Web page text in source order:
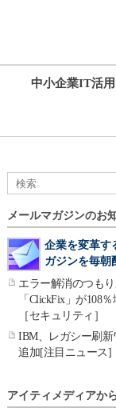
中小企業IT活用
メールマガジンのお
企業を変革す
ガジンを毎朝
エラー解消のつも
「ClickFix」が108
［セキュリティ］
IBM、レガシー刷新
追加[注目ニュース]
アイティメディアか